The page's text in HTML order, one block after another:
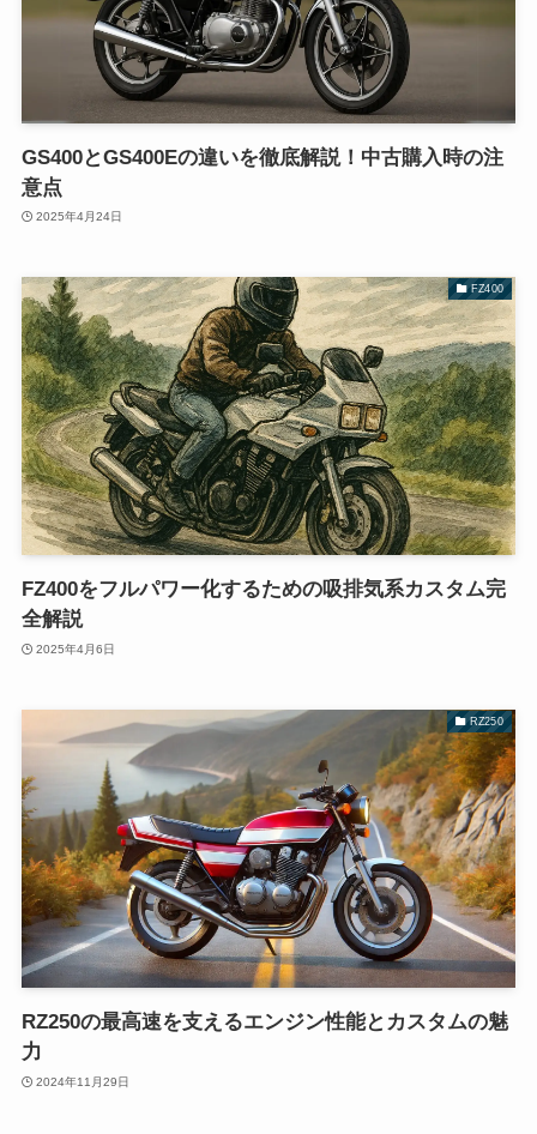
GS400とGS400Eの違いを徹底解説！中古購入時の注
意点
2025年4月24日
FZ400
FZ400をフルパワー化するための吸排気系カスタム完
全解説
2025年4月6日
RZ250
RZ250の最高速を支えるエンジン性能とカスタムの魅
力
2024年11月29日